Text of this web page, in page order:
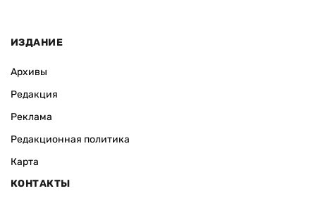
ИЗДАНИЕ
Архивы
Редакция
Реклама
Редакционная политика
Карта
КОНТАКТЫ